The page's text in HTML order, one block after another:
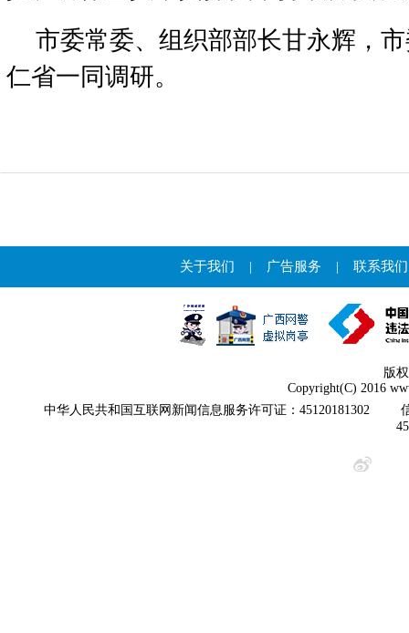
市委常委、组织部部长甘永辉，
仁省一同调研。
关于我们 | 广告服务 | 联系我们
版
Copyright(C) 2016
中华人民共和国互联网新闻信息服务许可证：45120181302